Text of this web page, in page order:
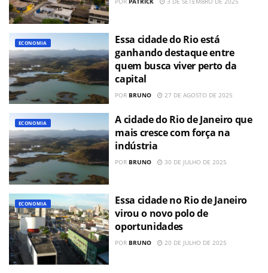
ECONOMIA
Essa cidade do Rio está
ganhando destaque entre
quem busca viver perto da
capital
POR BRUNO 27 DE AGOSTO DE 2025
ECONOMIA
A cidade do Rio de Janeiro que
mais cresce com força na
indústria
POR BRUNO 30 DE JULHO DE 2025
ECONOMIA
Essa cidade no Rio de Janeiro
virou o novo polo de
oportunidades
POR BRUNO 20 DE JULHO DE 2025